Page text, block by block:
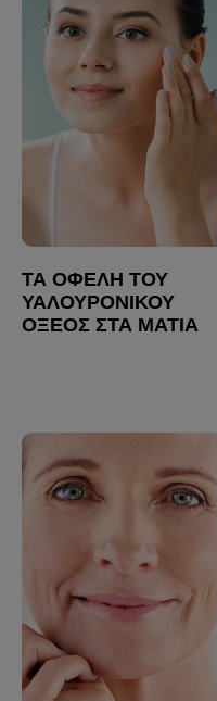
ΤΑ ΟΦΈΛΗ ΤΟΥ
ΥΑΛΟΥΡΟΝΙΚΟΎ
ΟΞΈΟΣ ΣΤΑ ΜΆΤΙΑ